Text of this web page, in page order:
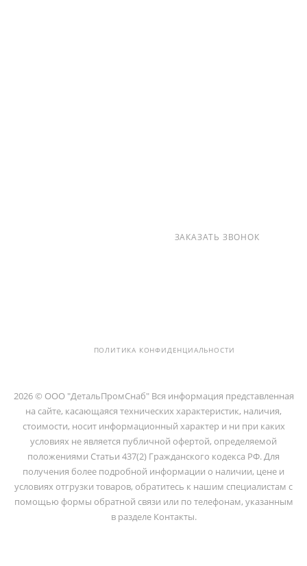
ЗАКАЗАТЬ ЗВОНОК
ПОЛИТИКА КОНФИДЕНЦИАЛЬНОСТИ
2026 © ООО "ДетальПромСнаб" Вся информация представленная
на сайте, касающаяся технических характеристик, наличия,
стоимости, носит информационный характер и ни при каких
условиях не является публичной офертой, определяемой
положениями Статьи 437(2) Гражданского кодекса РФ. Для
получения более подробной информации о наличии, цене и
условиях отгрузки товаров, обратитесь к нашим специалистам с
помощью формы обратной связи или по телефонам, указанным
в разделе Контакты.